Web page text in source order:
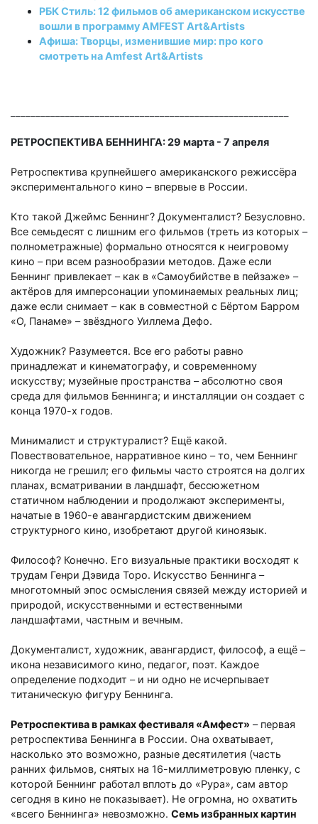
РБК Стиль: 12 фильмов об американском искусстве
вошли в программу AMFEST Art&Artists
Афиша: Творцы, изменившие мир: про кого
смотреть на Amfest Art&Artists
РЕТРОСПЕКТИВА БЕННИНГА: 29 марта - 7 апреля
Ретроспектива крупнейшего американского режиссёра
экспериментального кино – впервые в России.
Кто такой Джеймс Беннинг? Документалист? Безусловно.
Все семьдесят с лишним его фильмов (треть из которых –
полнометражные) формально относятся к неигровому
кино – при всем разнообразии методов. Даже если
Беннинг привлекает – как в «Самоубийстве в пейзаже» –
актёров для имперсонации упоминаемых реальных лиц;
даже если снимает – как в совместной с Бёртом Барром
«О, Панаме» –звёздного Уиллема Дефо.
Художник? Разумеется. Все его работы равно
принадлежат и кинематографу, и современному
искусству; музейные пространства –абсолютно своя
среда для фильмов Беннинга; и инсталляции он создает с
конца 1970-х годов.
Минималист и структуралист? Ещё какой.
Повествовательное, нарративное кино –то, чем Беннинг
никогда не грешил; его фильмы часто строятся на долгих
планах, всматривании в ландшафт, бессюжетном
статичном наблюдении и продолжают эксперименты,
начатые в 1960-е авангардистским движением
структурного кино, изобретают другой киноязык.
Философ? Конечно. Его визуальные практики восходят к
трудам Генри Дэвида Торо. Искусство Беннинга –
многотомный эпос осмысления связей между историей и
природой, искусственными и естественными
ландшафтами, частным и вечным.
Документалист, художник, авангардист, философ, а ещё –
икона независимого кино, педагог, поэт. Каждое
определение подходит – и ни одно не исчерпывает
титаническую фигуру Беннинга.
Ретроспектива в рамках фестиваля «Амфест» – первая
ретроспектива Беннинга в России. Она охватывает,
насколько это возможно, разные десятилетия (часть
ранних фильмов, снятых на 16-миллиметровую пленку, с
которой Беннинг работал вплоть до «Рура», сам автор
сегодня в кино не показывает). Не огромна, но охватить
«всего Беннинга» невозможно. Семь избранных картин